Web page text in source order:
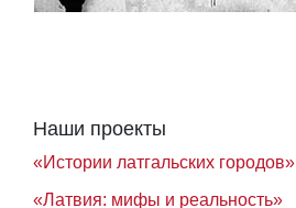
Наши проекты
«Истории латгальских городов»
«Латвия: мифы и реальность»